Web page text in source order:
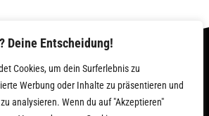
Deine Entscheidung!
Cookies, um dein Surferlebnis zu
Werbung oder Inhalte zu präsentieren und
analysieren. Wenn du auf "Akzeptieren"